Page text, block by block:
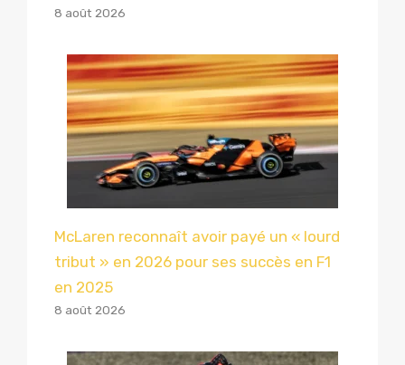
8 août 2026
McLaren reconnaît avoir payé un « lourd
tribut » en 2026 pour ses succès en F1
en 2025
8 août 2026